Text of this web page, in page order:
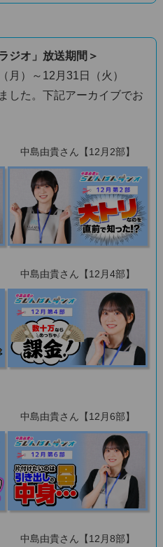
ジオ」放送期間＞
月）～12月31日（火）
した。下記アーカイブでお
中島由貴さん【12月2部】
中島由貴さん【12月4部】
中島由貴さん【12月6部】
中島由貴さん【12月8部】